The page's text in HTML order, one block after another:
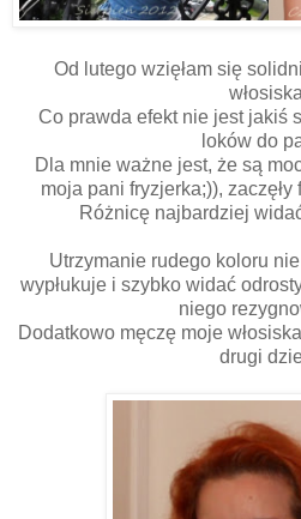
Od lutego wzięłam się
Co prawda efekt nie jest jakiś
loków do
Dla mnie ważne jest, że są
moja pani fryzjerka;)),
Różnicę najbardziej
Utrzymanie rudego koloru
wypłukuje i szybko widać
niego
Dodatkowo męczę moje
drugi